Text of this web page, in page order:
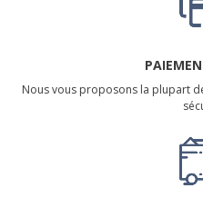
Nous vous proposons la plupart